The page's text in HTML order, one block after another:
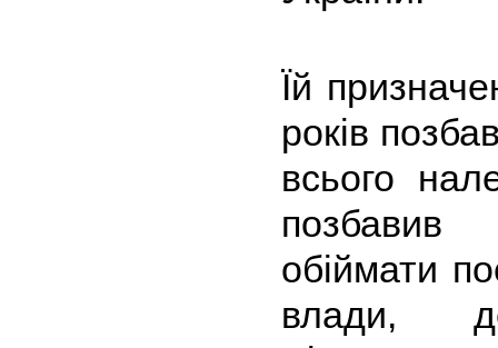
Їй
років
всього
обіймати
влади,